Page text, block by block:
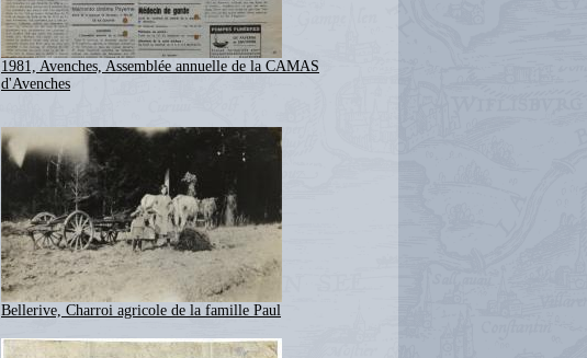
1981, Avenches, Assemblée annuelle de la CAMAS
d'Avenches
Bellerive, Charroi agricole de la famille Paul